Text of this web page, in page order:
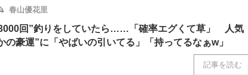
春山優花里
回”釣りをしていたら……「確率エグくて草」 人気
の豪運”に「やばいの引いてる」「持ってるなぁw」
記事を読む